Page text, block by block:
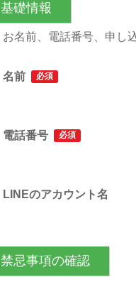
基礎情報
お名前、電話番号、申し
名前 必須
電話番号 必須
LINEのアカウント名
禁忌事項の確認